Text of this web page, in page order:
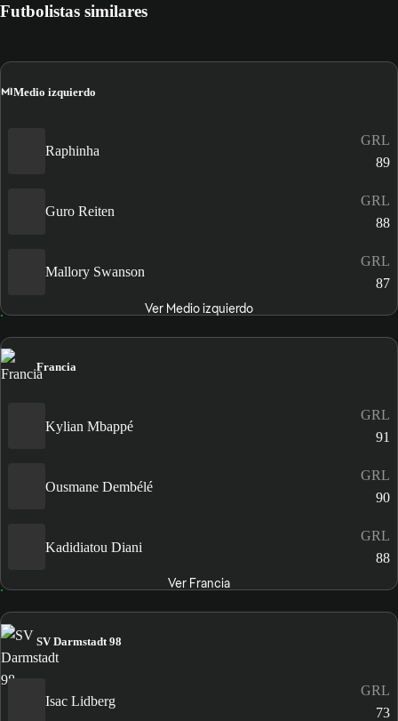
Futbolistas similares
MIMedio izquierdo
Raphinha
GRL
89
Guro Reiten
GRL
88
Mallory Swanson
GRL
87
Ver Medio izquierdo
Francia
Kylian Mbappé
GRL
91
Ousmane Dembélé
GRL
90
Kadidiatou Diani
GRL
88
Ver Francia
SV Darmstadt 98
Isac Lidberg
GRL
73